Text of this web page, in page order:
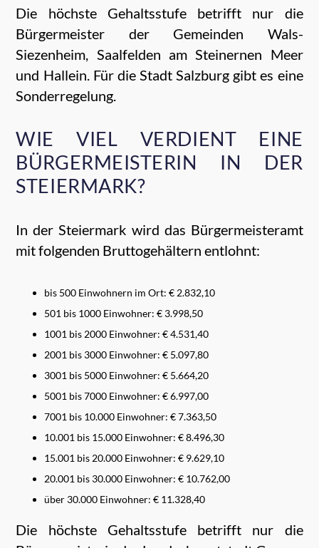
Die höchste Gehaltsstufe betrifft nur die
Bürgermeister der Gemeinden Wals-
Siezenheim, Saalfelden am Steinernen Meer
und Hallein. Für die Stadt Salzburg gibt es eine
Sonderregelung.
WIE VIEL VERDIENT EINE
BÜRGERMEISTERIN IN DER
STEIERMARK?
In der Steiermark wird das Bürgermeisteramt
mit folgenden Bruttogehältern entlohnt:
bis 500 Einwohnern im Ort: € 2.832,10
501 bis 1000 Einwohner: € 3.998,50
1001 bis 2000 Einwohner: € 4.531,40
2001 bis 3000 Einwohner: € 5.097,80
3001 bis 5000 Einwohner: € 5.664,20
5001 bis 7000 Einwohner: € 6.997,00
7001 bis 10.000 Einwohner: € 7.363,50
10.001 bis 15.000 Einwohner: € 8.496,30
15.001 bis 20.000 Einwohner: € 9.629,10
20.001 bis 30.000 Einwohner: € 10.762,00
über 30.000 Einwohner: € 11.328,40
Die höchste Gehaltsstufe betrifft nur die